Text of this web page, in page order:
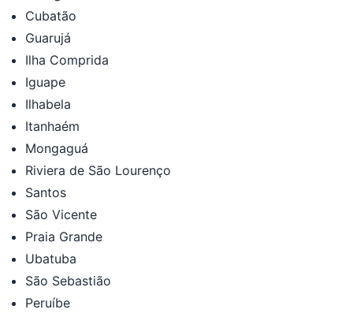
Cubatão
Guarujá
Ilha Comprida
Iguape
Ilhabela
Itanhaém
Mongaguá
Riviera de São Lourenço
Santos
São Vicente
Praia Grande
Ubatuba
São Sebastião
Peruíbe